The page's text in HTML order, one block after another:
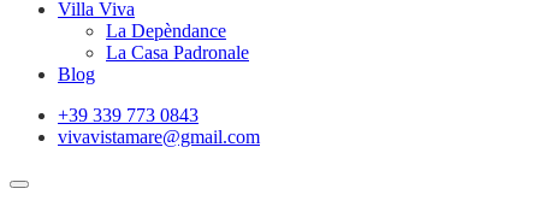
Villa Viva
La Depèndance
La Casa Padronale
Blog
+39 339 773 0843
vivavistamare@gmail.com